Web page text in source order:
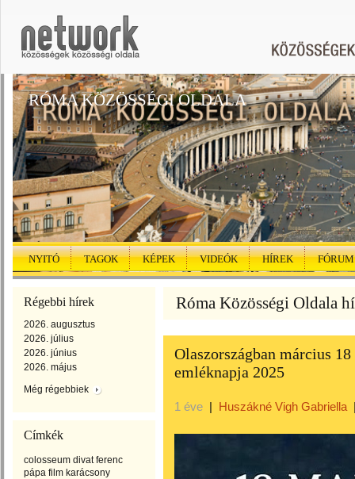
RÓMA KÖZÖSSÉGI OLDALA
NYITÓ TAGOK KÉPEK VIDEÓK HÍREK FÓRUM
Régebbi hírek
2026. augusztus
2026. július
2026. június
2026. május
Még régebbiek
Címkék
colosseum divat ferenc
pápa film karácsony
Róma Közösségi Oldala
Olaszországban március
emléknapja 2025
1 éve | Huszákné Vigh Gabriella